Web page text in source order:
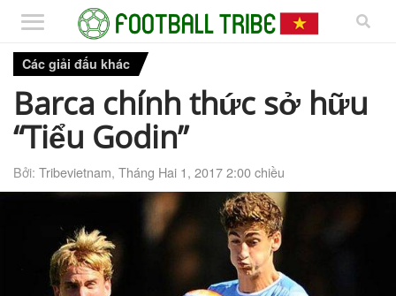
Các giải đấu khác
Barca chính thức sở hữu
“Tiểu Godin”
Bởi: Tribevietnam, Tháng Hai 1, 2017 2:00 chiều